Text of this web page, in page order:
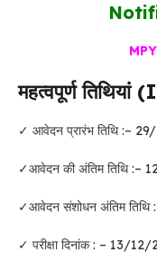
महत्वपूर्ण
✓ आवेदन प्रारंभ तिथि :–
✓आवेदन की अंतिम तिथि :–
✓आवेदन संशोधन अंतिम
✓ परीक्षा दिनांक : – 13/